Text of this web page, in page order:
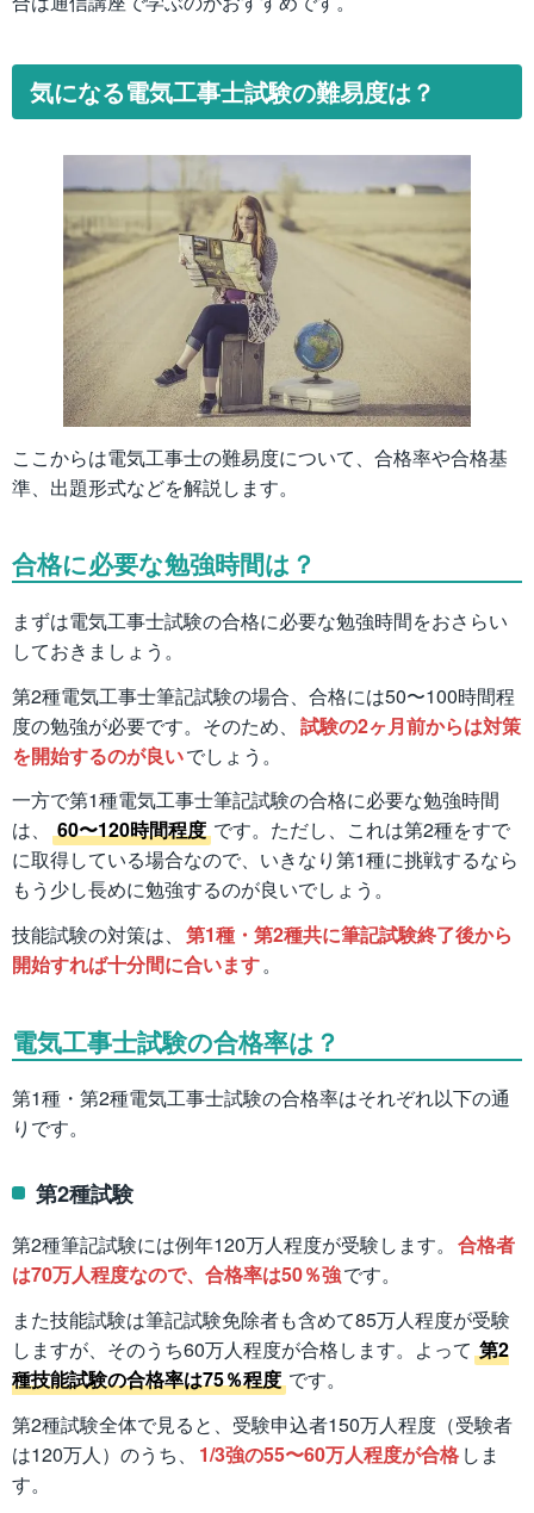
気になる電気工事士試験の難易度は？
ここからは電気工事士の難易度について、合格率や合格基
準、出題形式などを解説します。
合格に必要な勉強時間は？
まずは電気工事士試験の合格に必要な勉強時間をおさらい
しておきましょう。
第2種電気工事士筆記試験の場合、合格には50〜100時間程
度の勉強が必要です。そのため、 試験の2ヶ月前からは対策
を開始するのが良いでしょう。
一方で第1種電気工事士筆記試験の合格に必要な勉強時間
は、
60〜120時間程度 です。ただし、これは第2種をすで
に取得している場合なので、いきなり第1種に挑戦するなら
もう少し長めに勉強するのが良いでしょう。
技能試験の対策は、 第1種・第2種共に筆記試験終了後から
開始すれば十分間に合います。
電気工事士試験の合格率は？
第1種・第2種電気工事士試験の合格率はそれぞれ以下の通
りです。
第2種試験
第2種筆記試験には例年120万人程度が受験します。 合格者
は70万人程度なので、合格率は50％強です。
また技能試験は筆記試験免除者も含めて85万人程度が受験
しますが、そのうち60万人程度が合格します。よって 第2
種技能試験の合格率は75％程度 です。
第2種試験全体で見ると、受験申込者150万人程度（受験者
は120万人）のうち、
1/3強の55〜60万人程度が合格 しま
す。